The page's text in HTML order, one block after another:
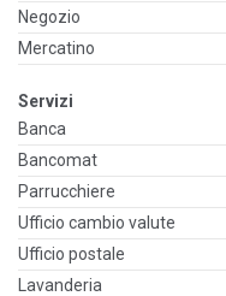
Negozio
Mercatino
Servizi
Banca
Bancomat
Parrucchiere
Ufficio cambio valute
Ufficio postale
Lavanderia